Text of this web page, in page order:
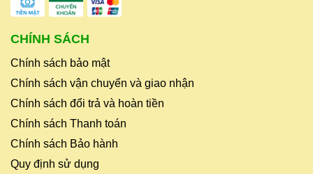
CHÍNH SÁCH
Chính sách bảo mật
Chính sách vận chuyển và giao nhận
Chính sách đổi trả và hoàn tiền
Chính sách Thanh toán
Chính sách Bảo hành
Quy định sử dụng